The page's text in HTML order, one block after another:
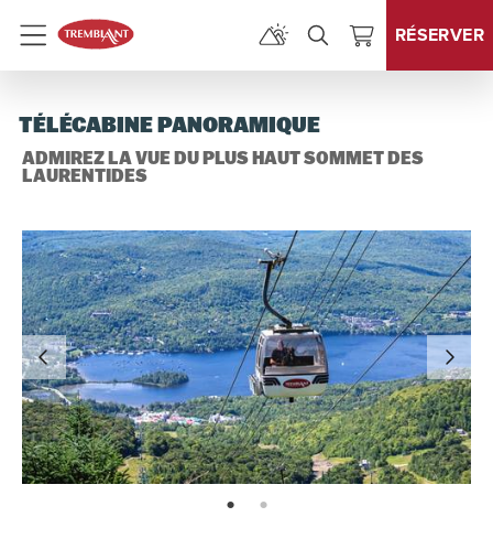
Menu RÉSERVER
TÉLÉCABINE PANORAMIQUE
ADMIREZ LA VUE DU PLUS HAUT SOMMET DES
LAURENTIDES
page: 1 page: 2